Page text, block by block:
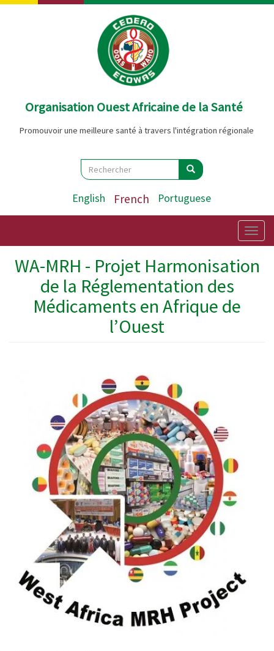
Aller
Organisation Ouest Africaine de la Santé
Promouvoir une meilleure santé à travers l'intégration régionale
Search
Rechercher Rechercher
English French Portuguese
WA-MRH - Projet Harmonisation
de la Réglementation des
Médicaments en Afrique de
l’Ouest